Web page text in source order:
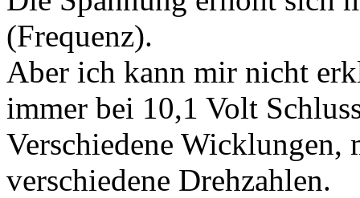
(Frequenz).
Aber ich kann mir nicht
immer bei 10,1 Volt
Verschiedene Wicklungen,
verschiedene Drehzahlen.